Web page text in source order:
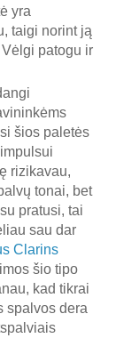
yra
taigi norint ją
patogu ir
šios paletės
rizikavau,
tonai, bet
pratusi, tai
sau dar
Clarins
šio tipo
kad tikrai
spalvos dera